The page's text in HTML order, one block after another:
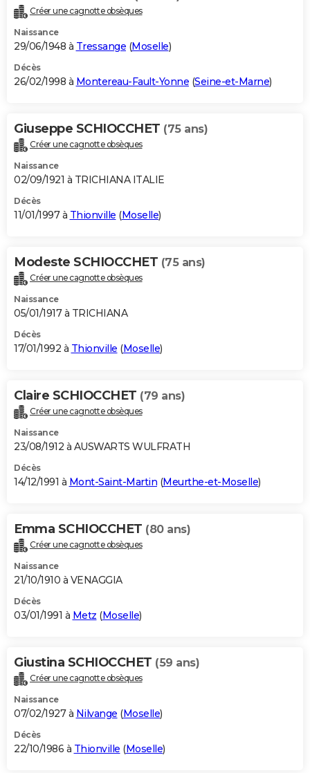
Créer une cagnotte obsèques
Naissance
29/06/1948 à Tressange (Moselle)
Décès
26/02/1998 à Montereau-Fault-Yonne (Seine-et-Marne)
Giuseppe SCHIOCCHET (75 ans)
Créer une cagnotte obsèques
Naissance
02/09/1921 à TRICHIANA ITALIE
Décès
11/01/1997 à Thionville (Moselle)
Modeste SCHIOCCHET (75 ans)
Créer une cagnotte obsèques
Naissance
05/01/1917 à TRICHIANA
Décès
17/01/1992 à Thionville (Moselle)
Claire SCHIOCCHET (79 ans)
Créer une cagnotte obsèques
Naissance
23/08/1912 à AUSWARTS WULFRATH
Décès
14/12/1991 à Mont-Saint-Martin (Meurthe-et-Moselle)
Emma SCHIOCCHET (80 ans)
Créer une cagnotte obsèques
Naissance
21/10/1910 à VENAGGIA
Décès
03/01/1991 à Metz (Moselle)
Giustina SCHIOCCHET (59 ans)
Créer une cagnotte obsèques
Naissance
07/02/1927 à Nilvange (Moselle)
Décès
22/10/1986 à Thionville (Moselle)